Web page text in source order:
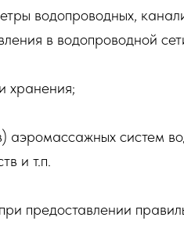
водопроводных,
в водопроводной
хранения;
аэромассажных систем
и т.п.
предоставлении